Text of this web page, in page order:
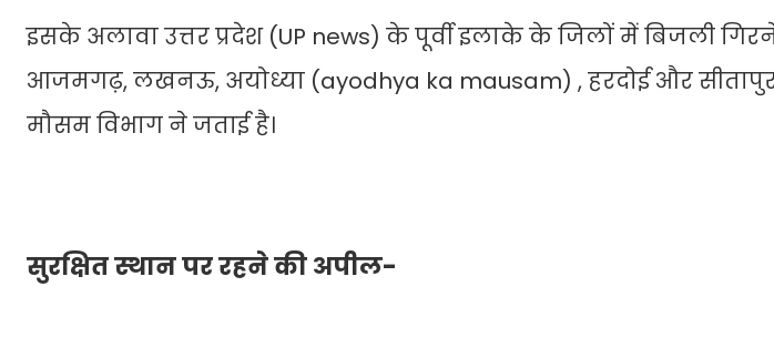
इसके अलावा उत्तर प्रदेश (UP news) के पूर्वी इलाके के जिलों में बिजली
आजमगढ़, लखनऊ, अयोध्या (ayodhya ka mausam) , हरदोई और सीतापुर
मौसम विभाग ने जताई है।
सुरक्षित स्थान पर रहने की अपील-